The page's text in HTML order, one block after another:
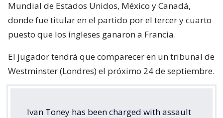
Mundial de Estados Unidos, México y Canadá,
donde fue titular en el partido por el tercer y cuarto
puesto que los ingleses ganaron a Francia.
El jugador tendrá que comparecer en un tribunal de
Westminster (Londres) el próximo 24 de septiembre.
Ivan Toney has been charged with assault